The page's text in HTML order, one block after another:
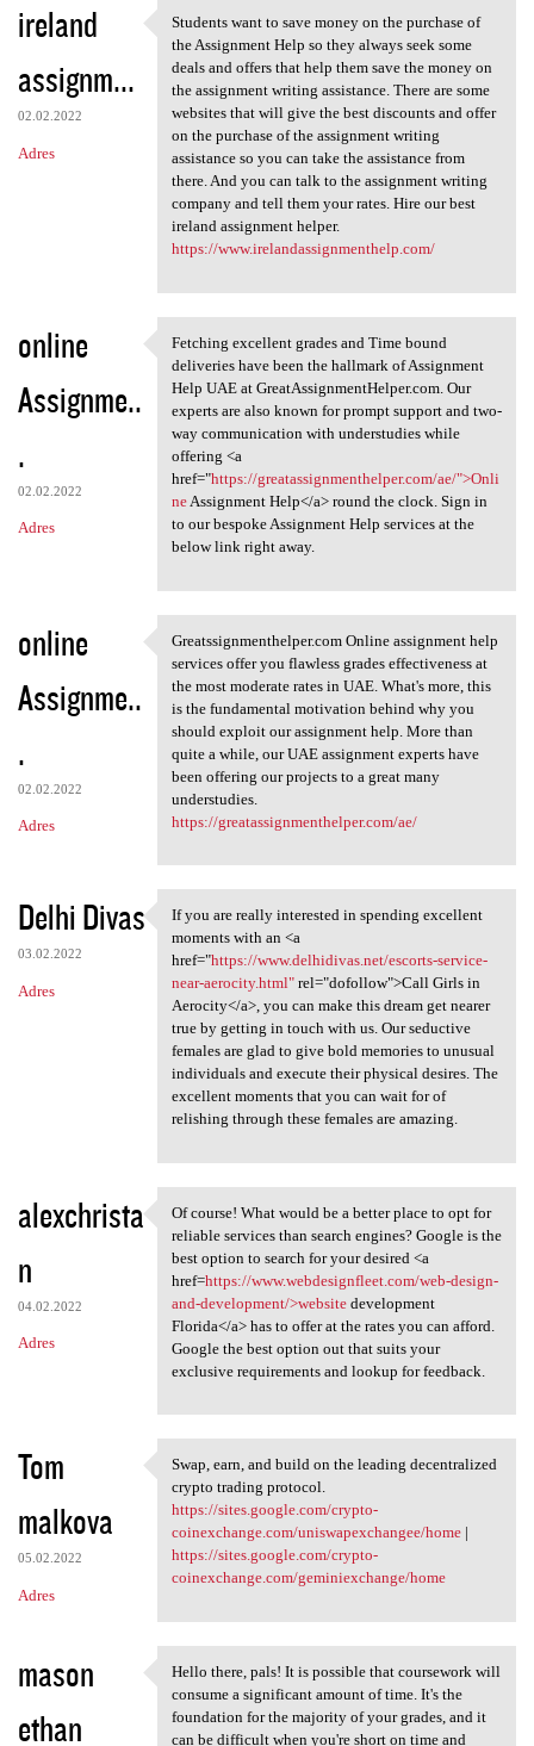
ireland
assignm...
02.02.2022
Adres
Students want to save money
Students want to save money on the purchase of
the Assignment Help so they always seek some
deals and offers that help them save the money on
the assignment writing assistance. There are some
websites that will give the best discounts and offer
on the purchase of the assignment writing
assistance so you can take the assistance from
there. And you can talk to the assignment writing
company and tell them your rates. Hire our best
ireland assignment helper.
https://www.irelandassignmenthelp.com/
online
Assignme..
.
02.02.2022
Adres
Fetching excellent grades and
Fetching excellent grades and Time bound
deliveries have been the hallmark of Assignment
Help UAE at GreatAssignmentHelper.com. Our
experts are also known for prompt support and two-
way communication with understudies while
offering <a
href="https://greatassignmenthelper.com/ae/">Onli
neAssignment Help</a> round the clock. Sign in
to our bespoke Assignment Help services at the
below link right away.
online
Assignme..
.
02.02.2022
Adres
Greatssignmenthelper.com
Greatssignmenthelper.com Online assignment help
services offer you flawless grades effectiveness at
the most moderate rates in UAE. What's more, this
is the fundamental motivation behind why you
should exploit our assignment help. More than
quite a while, our UAE assignment experts have
been offering our projects to a great many
understudies.
https://greatassignmenthelper.com/ae/
Delhi Divas
03.02.2022
Adres
If you are really interested
If you are really interested in spending excellent
moments with an <a
href="https://www.delhidivas.net/escorts-service-
near-aerocity.html"rel="dofollow">Call Girls in
Aerocity</a>, you can make this dream get nearer
true by getting in touch with us. Our seductive
females are glad to give bold memories to unusual
individuals and execute their physical desires. The
excellent moments that you can wait for of
relishing through these females are amazing.
alexchrista
n
04.02.2022
Adres
Of course! What would be a
Of course! What would be a better place to opt for
reliable services than search engines? Google is the
best option to search for your desired <a
href=https://www.webdesignfleet.com/web-design-
and-development/>websitedevelopment
Florida</a> has to offer at the rates you can afford.
Google the best option out that suits your
exclusive requirements and lookup for feedback.
Tom
malkova
05.02.2022
Adres
Swap, earn, and build on the
Swap, earn, and build on the leading decentralized
crypto trading protocol.
https://sites.google.com/crypto-
coinexchange.com/uniswapexchangee/home|
https://sites.google.com/crypto-
coinexchange.com/geminiexchange/home
mason
ethan
Hello there, pals! It is
Hello there, pals! It is possible that coursework will
consume a significant amount of time. It's the
foundation for the majority of your grades, and it
can be difficult when you're short on time and